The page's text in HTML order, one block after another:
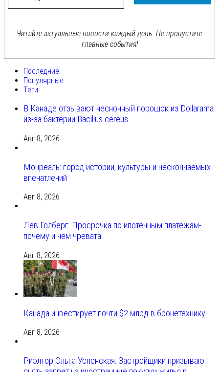
Читайте актуальные новости каждый день. Не пропустите
главные события!
Последние
Популярные
Теги
В Канаде отзывают чесночный порошок из Dollarama
из-за бактерии Bacillus cereus
Авг 8, 2026
Монреаль: город истории, культуры и нескончаемых
впечатлений
Авг 8, 2026
Лев Голберг: Просрочка по ипотечным платежам-
почему и чем чревата
Авг 8, 2026
Канада инвестирует почти $2 млрд в бронетехнику
Авг 8, 2026
Риэлтор Ольга Успенская: Застройщики призывают